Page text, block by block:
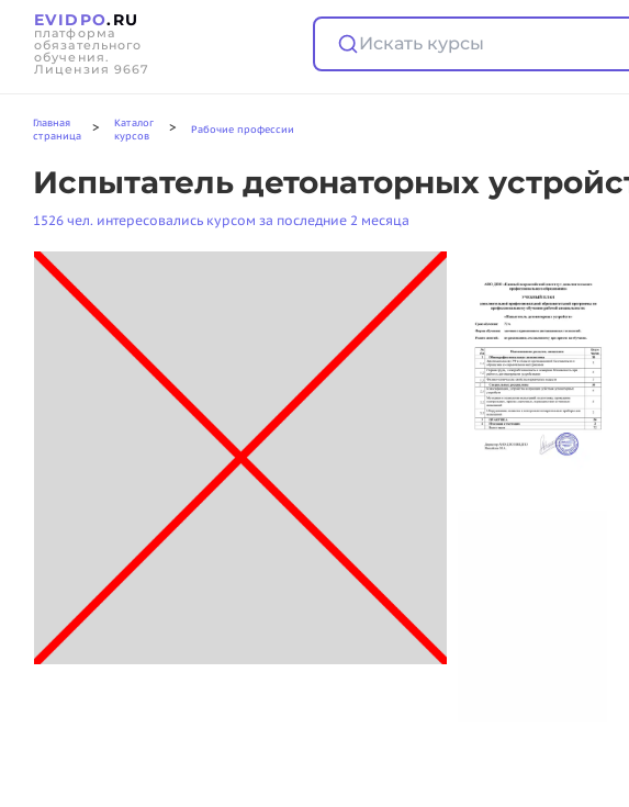
EVIDPO.RU
платформа
обязательного
обучения.
Лицензия 9667
Искать курсы
Главная
страница
>
Каталог
курсов
> Рабочие профессии
Испытатель детонаторных
1526 чел. интересовались курсом за последние 2 месяца